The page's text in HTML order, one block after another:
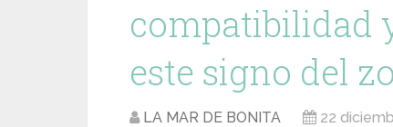
compatibilidad
este signo del
LA MAR DE BONITA 22